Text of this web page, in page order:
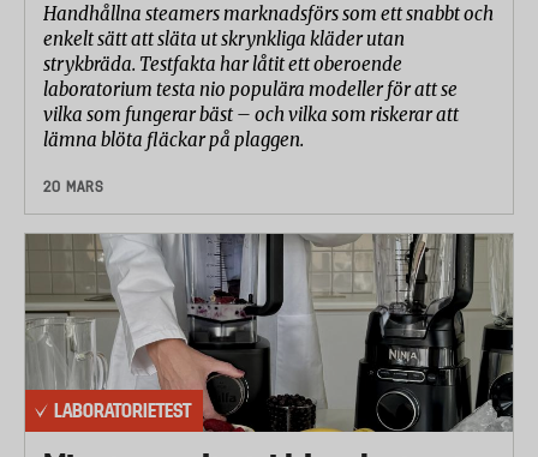
Handhållna steamers marknadsförs som ett snabbt och
enkelt sätt att släta ut skrynkliga kläder utan
strykbräda. Testfakta har låtit ett oberoende
laboratorium testa nio populära modeller för att se
vilka som fungerar bäst – och vilka som riskerar att
lämna blöta fläckar på plaggen.
20 MARS
LABORATORIETEST